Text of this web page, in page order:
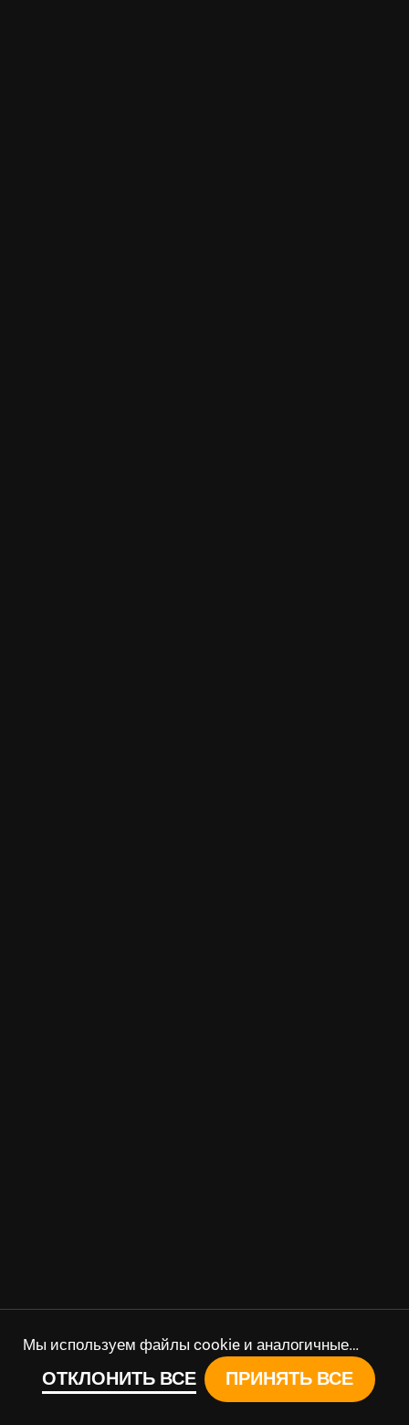
Мы используем файлы cookie и аналогичные
технологии для функциональности веб-сайта,
аналитики и персонализированной рекламы,
ОТКЛОНИТЬ ВСЕ ПРИНЯТЬ ВСЕ